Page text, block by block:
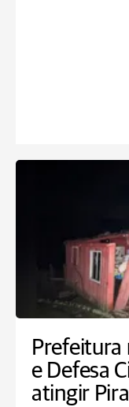
Prefeitura
e Defesa
atingir